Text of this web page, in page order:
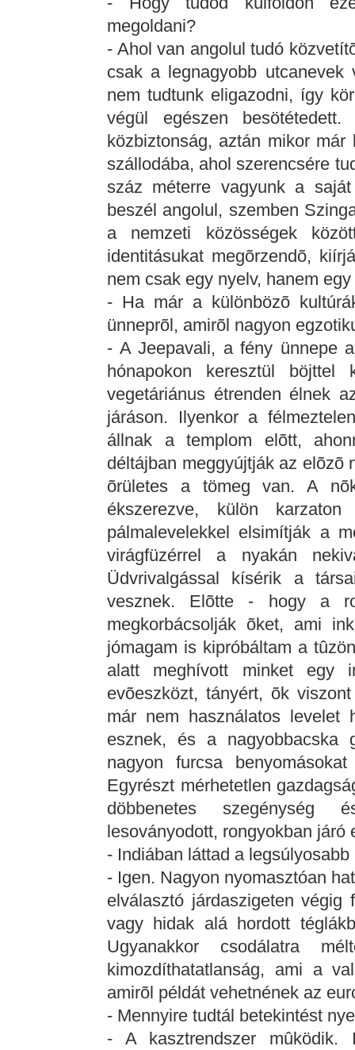
megoldani?
- Ahol van angolul tudó
csak a legnagyobb
nem tudtunk eligazodni, így
végül egészen
közbiztonság, aztán mikor
szállodába, ahol szerencsére
száz méterre vagyunk a
beszél angolul, szemben
a nemzeti közösségek
identitásukat megõrzendõ,
nem csak egy nyelv, hanem
- Ha már a különbözõ
ünneprõl, amirõl nagyon
- A Jeepavali, a fény ünnepe
hónapokon keresztül
vegetáriánus étrenden élnek
járáson. Ilyenkor a
állnak a templom elõtt,
déltájban meggyújtják az elõzõ
õrületes a tömeg van. A
ékszerezve, külön
pálmalevelekkel elsimítják a
virágfüzérrel a nyakán
Üdvrivalgással kísérik a
vesznek. Elõtte - hogy a
megkorbácsolják õket, ami
jómagam is kipróbáltam a
alatt meghívott minket egy
evõeszközt, tányért, õk
már nem használatos levelet
esznek, és a nagyobbacska
nagyon furcsa
Egyrészt mérhetetlen
döbbenetes szegénység
lesoványodott, rongyokban járó
- Indiában láttad a
- Igen. Nagyon nyomasztóan
elválasztó járdaszigeten végig
vagy hidak alá hordott
Ugyanakkor csodálatra
kimozdíthatatlanság, ami a
amirõl példát vehetnének az
- Mennyire tudtál betekintést
- A kasztrendszer mûködik.